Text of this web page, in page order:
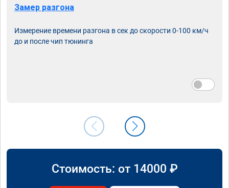
Замер разгона
Измерение времени разгона в сек до скорости 0-100 км/ч
до и после чип тюнинга
Стоимость: от 14000 ₽